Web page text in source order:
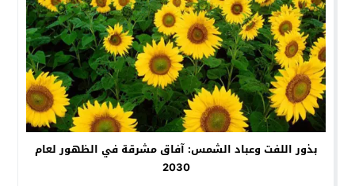
بذور اللفت وعباد الشمس: آفاق مشرقة في الظهور لعام
2030